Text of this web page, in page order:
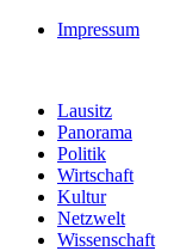
Impressum
Lausitz
Panorama
Politik
Wirtschaft
Kultur
Netzwelt
Wissenschaft